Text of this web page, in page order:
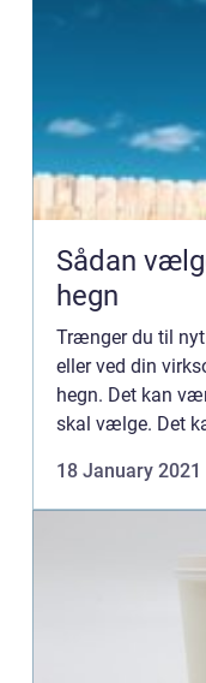
Sådan
hegn
Trænger du til
eller ved din
hegn. Det kan
skal vælge. Det
18 January 2021